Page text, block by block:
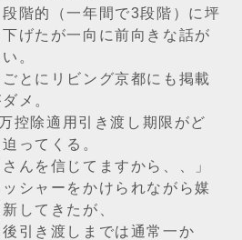
階的（一年間で3段階）に坪
げたが一向に前向きな話が
。
とにリビング京都にも掲載
メ。
控除適用引き渡し期限がど
ってくる。
さんを信じてますから、、」
ッシャーをかけられながら媒
してきたが、
後引き渡しまでは通常一か